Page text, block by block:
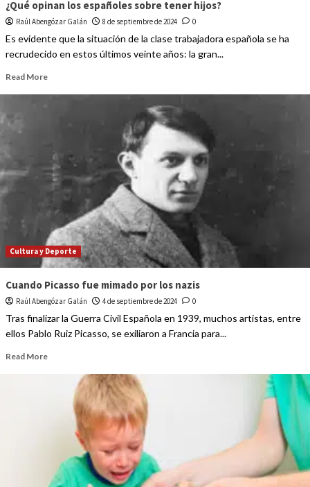
¿Qué opinan los españoles sobre tener hijos?
Raúl Abengózar Galán 8 de septiembre de 2024 0
Es evidente que la situación de la clase trabajadora española se ha
recrudecido en estos últimos veinte años: la gran...
Read More
Cultura y Deporte
Cuando Picasso fue mimado por los nazis
Raúl Abengózar Galán 4 de septiembre de 2024 0
Tras finalizar la Guerra Civil Española en 1939, muchos artistas, entre
ellos Pablo Ruiz Picasso, se exiliaron a Francia para...
Read More